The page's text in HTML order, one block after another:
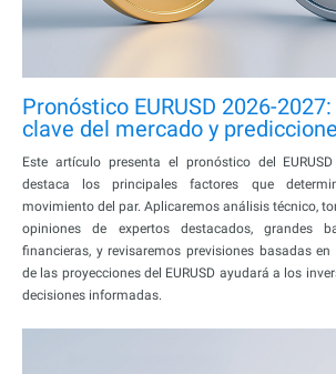
Pronóstico EURUSD 2026-
clave del mercado y
Este artículo presenta el pronóstico del
destaca los principales factores que
movimiento del par. Aplicaremos análisis técnico,
opiniones de expertos destacados, grandes
financieras, y revisaremos previsiones basadas en
de las proyecciones del EURUSD ayudará a los
decisiones informadas.